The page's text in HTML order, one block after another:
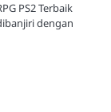
PS2 Terbaik
dengan